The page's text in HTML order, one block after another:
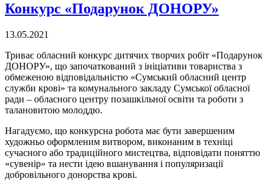
Конкурс «Подарунок ДОНОРУ»
13.05.2021
Триває обласний конкурс дитячих творчих робіт «Подарунок
ДОНОРУ», що започаткований з ініціативи товариства з
обмеженою відповідальністю «Сумський обласний центр
служби крові» та комунального закладу Сумської обласної
ради – обласного центру позашкільної освіти та роботи з
талановитою молоддю.
Нагадуємо, що конкурсна робота має бути завершеним
художньо оформленим витвором, виконаним в техніці
сучасного або традиційного мистецтва, відповідати поняттю
«сувенір» та нести ідею вшанування і популяризації
добровільного донорства крові.